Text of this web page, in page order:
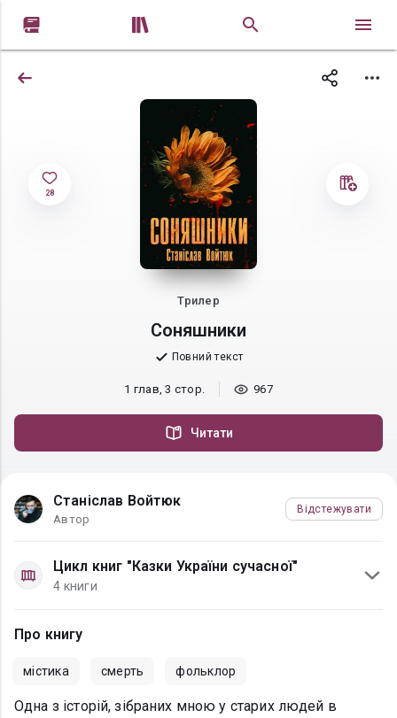
 
28
Трилер
Соняшники
Повний текст
1 глав, 3 стор. 967
Читати
Станіслав Войтюк
Автор
Відстежувати
Цикл книг "Казки України сучасної"
4 книги
Про книгу
містика смерть фольклор
Одна з історій, зібраних мною у старих людей в